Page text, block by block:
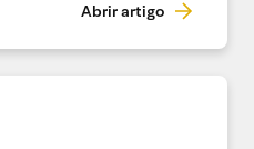
Abrir artigo